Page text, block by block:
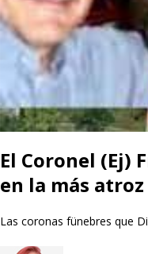
El Coronel (Ej)
en la más
Las coronas fünebres que